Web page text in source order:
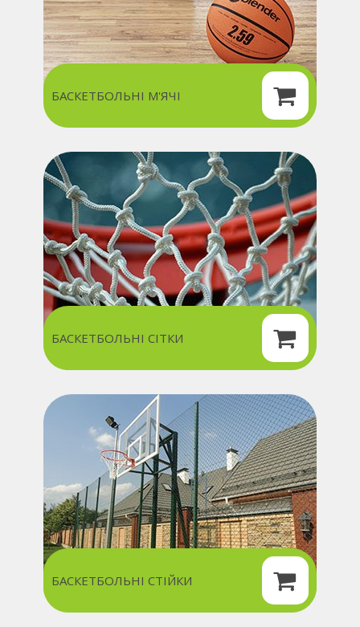
БАСКЕТБОЛЬНІ М'ЯЧІ
БАСКЕТБОЛЬНІ СІТКИ
БАСКЕТБОЛЬНІ СТІЙКИ